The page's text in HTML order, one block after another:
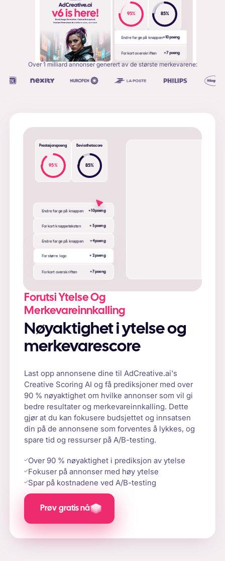
95% 85%
Endre farge på knappen+ 10 poeng
Forkort overskriften + 7 poeng
Over 1 milliard annonser generert av de største merkevarene:
Forutsi Ytelse Og
Merkevareinnkalling
Nøyaktighet i ytelse og
merkevarescore
Last opp annonsene dine til AdCreative.ai's
Creative Scoring AI og få prediksjoner med over
90 % nøyaktighet om hvilke annonser som vil gi
bedre resultater og merkevareinnkalling. Dette
gjør at du kan fokusere budsjettet og innsatsen
din på de annonsene som forventes å lykkes, og
spare tid og ressurser på A/B-testing.
Over 90 % nøyaktighet i prediksjon av ytelse
Fokuser på annonser med høy ytelse
Spar på kostnadene ved A/B-testing
Prøv gratis nå
Prestasjonspoeng
95%
Bevissthetsscore
85%
Endre farge på knappen + 10 poeng
Forkort knappeteksten + 5 poeng
Endre farge på knappen +4 poeng
Forstørre logo + 2 poeng
Forkort overskriften + 7 poeng